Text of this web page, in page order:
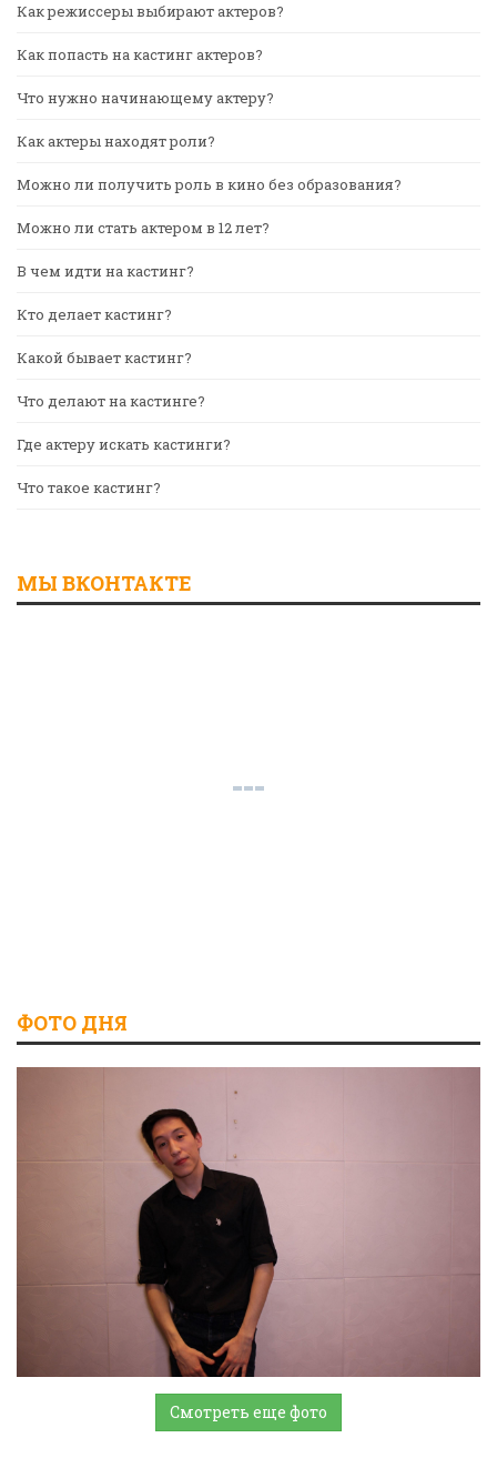
Как режиссеры выбирают актеров?
Как попасть на кастинг актеров?
Что нужно начинающему актеру?
Как актеры находят роли?
Можно ли получить роль в кино без образования?
Можно ли стать актером в 12 лет?
В чем идти на кастинг?
Кто делает кастинг?
Какой бывает кастинг?
Что делают на кастинге?
Где актеру искать кастинги?
Что такое кастинг?
МЫ ВКОНТАКТЕ
ФОТО ДНЯ
Смотреть еще фото